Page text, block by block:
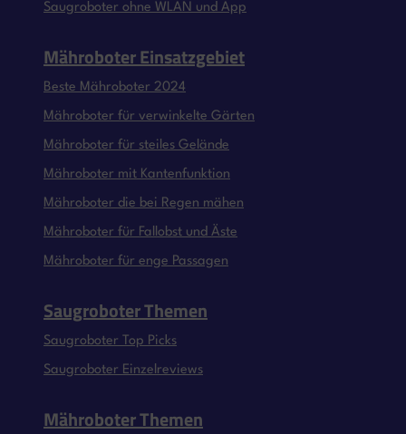
Saugroboter ohne WLAN und App
Mähroboter Einsatzgebiet
Beste Mähroboter 2024
Mähroboter für verwinkelte Gärten
Mähroboter für steiles Gelände
Mähroboter mit Kantenfunktion
Mähroboter die bei Regen mähen
Mähroboter für Fallobst und Äste
Mähroboter für enge Passagen
Saugroboter Themen
Saugroboter Top Picks
Saugroboter Einzelreviews
Mähroboter Themen